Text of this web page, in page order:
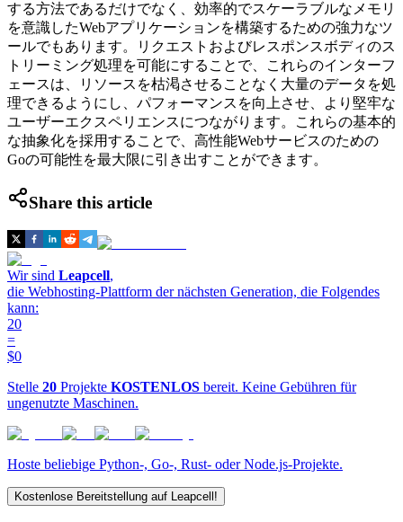
する方法であるだけでなく、効率的でスケーラブルなメモリ
を意識したWebアプリケーションを構築するための強力なツ
ールでもあります。リクエストおよびレスポンスボディのス
トリーミング処理を可能にすることで、これらのインターフ
ェースは、リソースを枯渇させることなく大量のデータを処
理できるようにし、パフォーマンスを向上させ、より堅牢な
ユーザーエクスペリエンスにつながります。これらの基本的
な抽象化を採用することで、高性能Webサービスのための
Goの可能性を最大限に引き出すことができます。
Share this article
Wir sind Leapcell,
die Webhosting-Plattform der nächsten Generation, die Folgendes
kann:
20
=
$0
Stelle 20 Projekte KOSTENLOS bereit. Keine Gebühren für
ungenutzte Maschinen.
Hoste beliebige Python-, Go-, Rust- oder Node.js-Projekte.
Kostenlose Bereitstellung auf Leapcell!